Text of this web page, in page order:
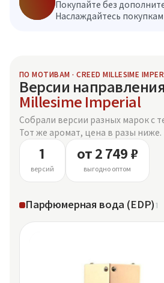
Покупайте без
Наслаждайтесь
ПО МОТИВАМ · CREED MILLESIME
Версии направления
Millesime Imperial
Собрали версии разных марок с
Тот же аромат, цена в разы ниже.
1
версий
от 2 749 ₽
выгодно оптом
Парфюмерная вода (EDP)1